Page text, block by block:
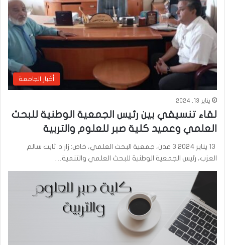
أخبار الجامعة
يناير 13, 2024
لقاء تنسيقي بين رئيس الجمعية الوطنية للبحث
العلمي وعميد كلية صبر للعلوم والتربية
13 يناير 2024 3 عدن، جمعية البحث العلمي، خاص: زار د. ثابت سالم
العزب، رئيس الجمعية الوطنية للبحث العلمي والتنمية…